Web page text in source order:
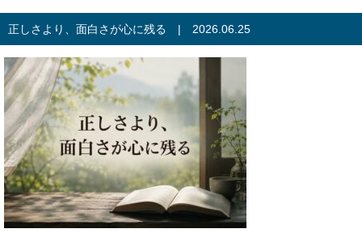
正しさより、面白さが心に残る | 2026.06.25